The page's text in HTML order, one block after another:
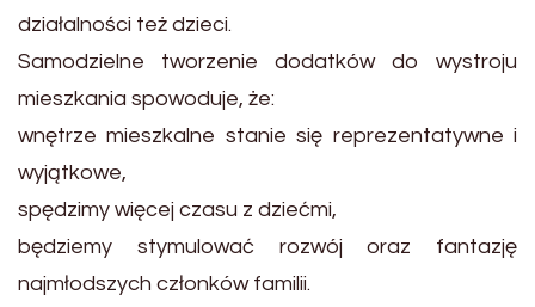
działalności też dzieci.
Samodzielne tworzenie dodatków do wystroju
mieszkania spowoduje, że:
wnętrze mieszkalne stanie się reprezentatywne i
wyjątkowe,
spędzimy więcej czasu z dziećmi,
będziemy stymulować rozwój oraz fantazję
najmłodszych członków familii.